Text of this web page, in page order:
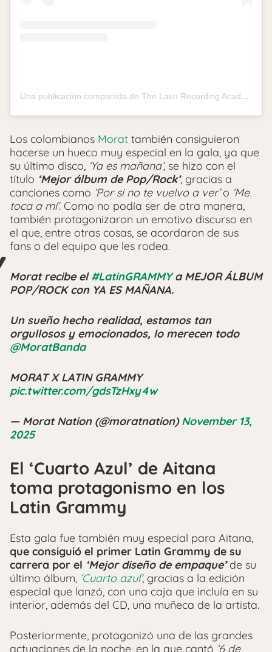
Una publicación compartida de The Latin Recording Academy (@latingrammys)
Los colombianos Morat también consiguieron
hacerse un hueco muy especial en la gala, ya que
su último disco, ‘Ya es mañana’, se hizo con el
título ‘Mejor álbum de Pop/Rock’, gracias a
canciones como ‘Por si no te vuelvo a ver’o ‘Me
toca a mí’. Como no podía ser de otra manera,
también protagonizaron un emotivo discurso en
el que, entre otras cosas, se acordaron de sus
fans o del equipo que les rodea.
Morat recibe el#LatinGRAMMYa MEJOR ÁLBUM
POP/ROCK con YA ES MAÑANA.
Un sueño hecho realidad, estamos tan
orgullosos y emocionados, lo merecen todo
@MoratBanda
MORAT X LATIN GRAMMY
pic.twitter.com/gdsTzHxy4w
— Morat Nation (@moratnation)November 13,
2025
El ‘Cuarto Azul’ de Aitana
toma protagonismo en los
Latin Grammy
Esta gala fue también muy especial para Aitana,
que consiguió el primer Latin Grammy de su
carrera por el ‘Mejor diseño de empaque’de su
último álbum, ‘Cuarto azul’, gracias a la edición
especial que lanzó, con una caja que incluía en su
interior, además del CD, una muñeca de la artista.
Posteriormente, protagonizó una de las grandes
actuaciones de la noche, en la que cantó ‘6 de